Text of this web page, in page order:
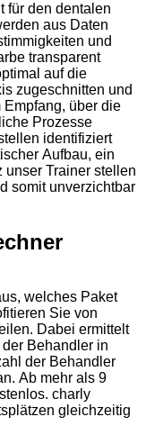
für den dentalen
aus Daten
und
transparent
auf die
zugeschnitten und
über die
Prozesse
identifiziert
Aufbau, ein
unser Trainer stellen
somit unverzichtbar
welches Paket
Sie von
Dabei ermittelt
Behandler in
der Behandler
Ab mehr als 9
charly
gleichzeitig